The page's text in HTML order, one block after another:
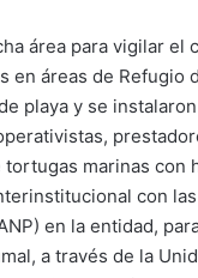
área para vigilar
en áreas de Refugio
playa y se
marinas
con
en la entidad,
a través de la